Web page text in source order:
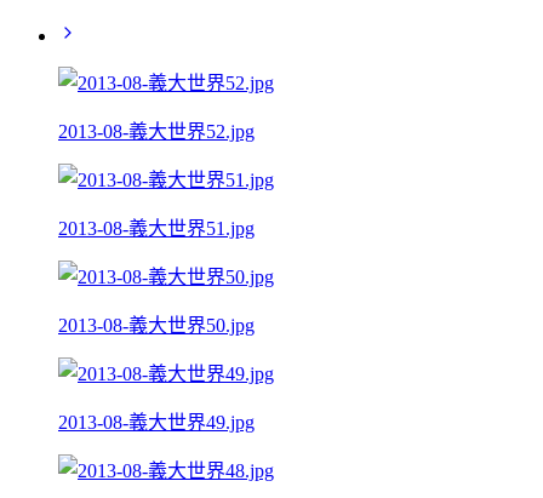
2013-08-義大世界52.jpg
2013-08-義大世界51.jpg
2013-08-義大世界50.jpg
2013-08-義大世界49.jpg